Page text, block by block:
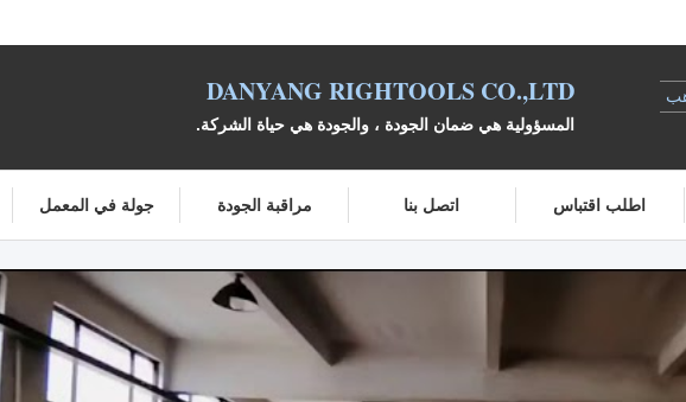
DANYANG RIGHTOOLS CO.,LTD
المسؤولية هي ضمان الجودة ، والجودة هي حياة الشركة.
جولة في المعمل مراقبة الجودة اتصل بنا اطلب اقتباس